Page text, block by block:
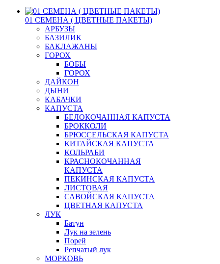
01 СЕМЕНА ( ЦВЕТНЫЕ ПАКЕТЫ)
АРБУЗЫ
БАЗИЛИК
БАКЛАЖАНЫ
ГОРОХ
БОБЫ
ГОРОХ
ДАЙКОН
ДЫНИ
КАБАЧКИ
КАПУСТА
БЕЛОКОЧАННАЯ КАПУСТА
БРОККОЛИ
БРЮССЕЛЬСКАЯ КАПУСТА
КИТАЙСКАЯ КАПУСТА
КОЛЬРАБИ
КРАСНОКОЧАННАЯ
КАПУСТА
ПЕКИНСКАЯ КАПУСТА
ЛИСТОВАЯ
САВОЙСКАЯ КАПУСТА
ЦВЕТНАЯ КАПУСТА
ЛУК
Батун
Лук на зелень
Порей
Репчатый лук
МОРКОВЬ